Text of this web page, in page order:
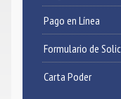
Pago en Línea
Formulario de
Carta Poder